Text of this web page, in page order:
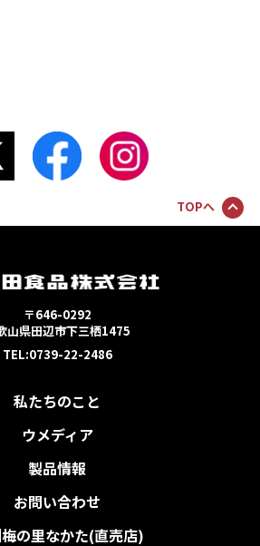
TOPへ
〒646-0292
山県田辺市下三栖1475
TEL:0739-22-2486
私たちのこと
ウメディア
製品情報
お問い合わせ
の里なかた(直売店)